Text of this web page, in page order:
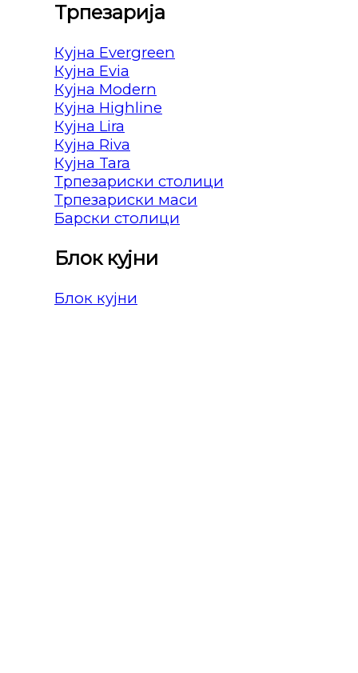
Трпезарија
Кујна Evergreen
Кујна Evia
Кујна Modern
Кујна Highline
Кујна Lira
Кујна Riva
Кујна Tara
Трпезариски столици
Трпезариски маси
Барски столици
Блок кујни
Блок кујни